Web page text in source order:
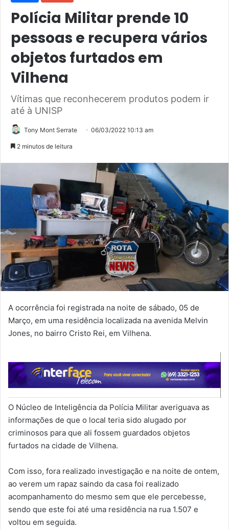
Polícia Militar prende 10
pessoas e recupera vários
objetos furtados em
Vilhena
Vítimas que reconhecerem produtos podem ir
até à UNISP
Tony Mont Serrate 06/03/2022 10:13 am
2 minutos de leitura
A ocorrência foi registrada na noite de sábado, 05 de
Março, em uma residência localizada na avenida Melvin
Jones, no bairro Cristo Rei, em Vilhena.
O Núcleo de Inteligência da Polícia Militar averiguava as
informações de que o local teria sido alugado por
criminosos para que ali fossem guardados objetos
furtados na cidade de Vilhena.
Com isso, fora realizado investigação e na noite de ontem,
ao verem um rapaz saindo da casa foi realizado
acompanhamento do mesmo sem que ele percebesse,
sendo que este foi até uma residência na rua 1.507 e
voltou em seguida.